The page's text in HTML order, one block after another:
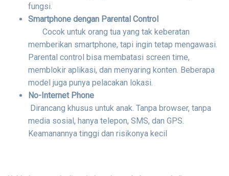
fungsi.
Smartphone dengan Parental Control
Cocok untuk orang tua yang tak keberatan
memberikan smartphone, tapi ingin tetap mengawasi.
Parental control bisa membatasi screen time,
memblokir aplikasi, dan menyaring konten. Beberapa
model juga punya pelacakan lokasi.
No-Internet Phone
Dirancang khusus untuk anak. Tanpa browser, tanpa
media sosial, hanya telepon, SMS, dan GPS.
Keamanannya tinggi dan risikonya kecil